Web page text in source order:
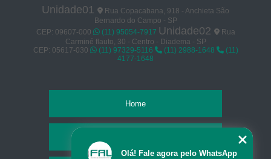
Unidade01
Rua Copacabana, 918 - Anchieta São
Bernardo do Campo - SP
CEP: 09607-000
(11) 95054-7917 Unidade02
Rua
Carminé flauto, 30 - Centro - Diadema - SP
CEP: 05617-030
(11) 97329-5116 (11) 2988-1648
(11)
4177-1648
Home
Olá! Fale agora pelo WhatsApp